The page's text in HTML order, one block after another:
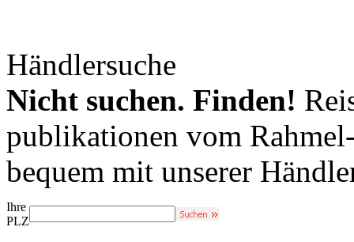
Händlersuche
Nicht suchen. Finden!
publikationen vom
bequem mit unserer
Ihre
PLZ